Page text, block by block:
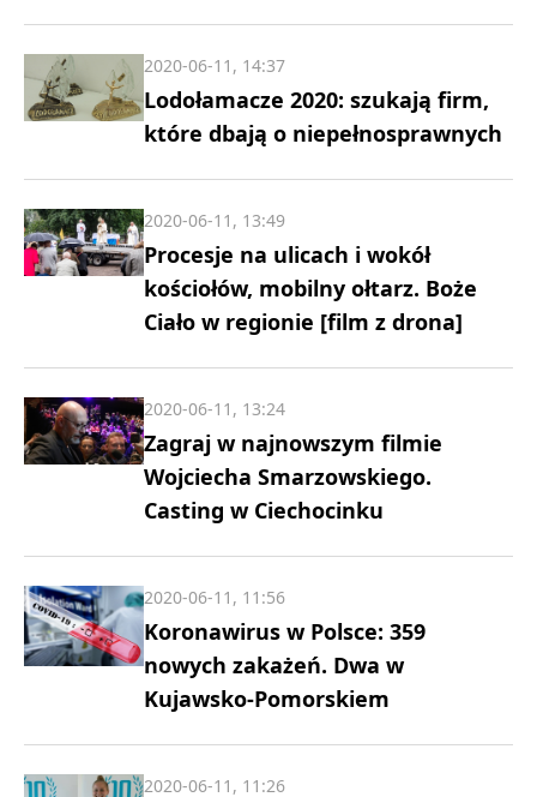
Lodołamacze 2020: szukają firm,
które dbają o niepełnosprawnych
2020-06-11, 14:37
Procesje na ulicach i wokół
kościołów, mobilny ołtarz. Boże
Ciało w regionie [film z drona]
2020-06-11, 13:49
Zagraj w najnowszym filmie
Wojciecha Smarzowskiego.
Casting w Ciechocinku
2020-06-11, 13:24
Koronawirus w Polsce: 359
nowych zakażeń. Dwa w
Kujawsko-Pomorskiem
2020-06-11, 11:56
2020-06-11, 11:26